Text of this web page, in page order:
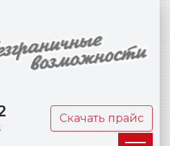
Скачать прайс